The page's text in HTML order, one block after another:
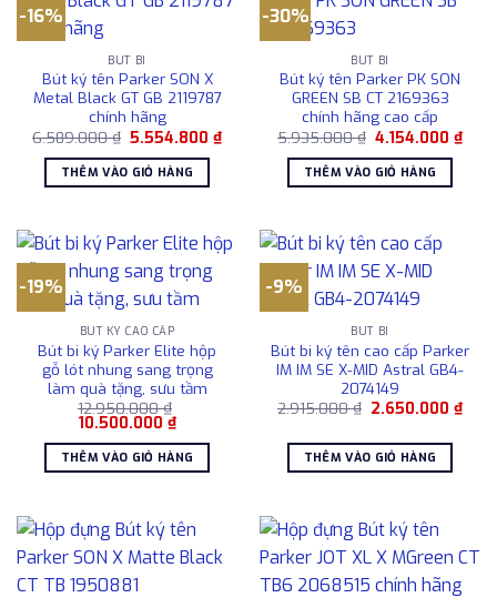
-16%
BÚT BI
Bút ký tên Parker SON X
Metal Black GT GB 2119787
chính hãng
6.589.000₫ Giá
là:
6.589.000 ₫.
5.554.800₫Giá
hiện
5.554.800 ₫.
THÊM VÀO GIỎ HÀNG
-30%
BÚT BI
Bút ký tên Parker PK SON
GREEN SB CT 2169363
chính hãng cao cấp
5.935.000₫ Giá
là:
5.935.000 ₫.
4.154.000₫Giá
hiện
THÊM VÀO GIỎ HÀNG
-19%
BÚT KÝ CAO CẤP
Bút bi ký Parker Elite hộp
gỗ lót nhung sang trọng
làm quà tặng, sưu tầm
12.950.000₫
Giá
là:
12.950.000 ₫.
10.500.000 ₫Giá
hiện
tại
là:
10.500.000 ₫.
THÊM VÀO GIỎ HÀNG
-9%
BÚT BI
Bút bi ký tên cao cấp Parker
IM IM SE X-MID Astral GB4-
2074149
2.915.000₫ Giá
2.915.000 ₫.
2.650.000₫Giá
hiện
THÊM VÀO GIỎ HÀNG